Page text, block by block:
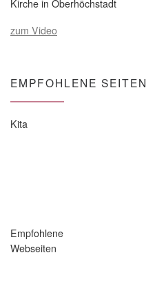
Kirche in Oberhöchstadt
zum Video
EMPFOHLENE SEITEN
Kita
Empfohlene
Webseiten